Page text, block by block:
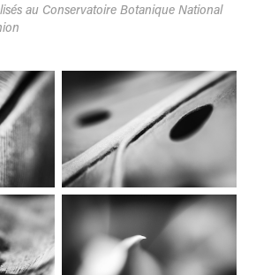
au Conservatoire Botanique National